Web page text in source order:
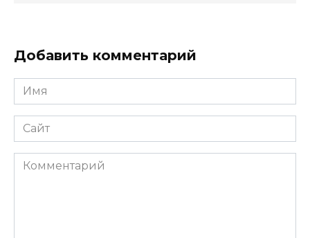
Добавить комментарий
Имя
*
Сайт
Комментарий